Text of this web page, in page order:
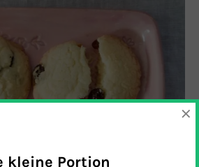
kleine Portion
×